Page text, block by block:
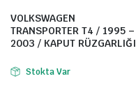
VOLKSWAGEN
TRANSPORTER T4 / 1995 –
2003 / KAPUT RÜZGARLIĞI
Stokta Var